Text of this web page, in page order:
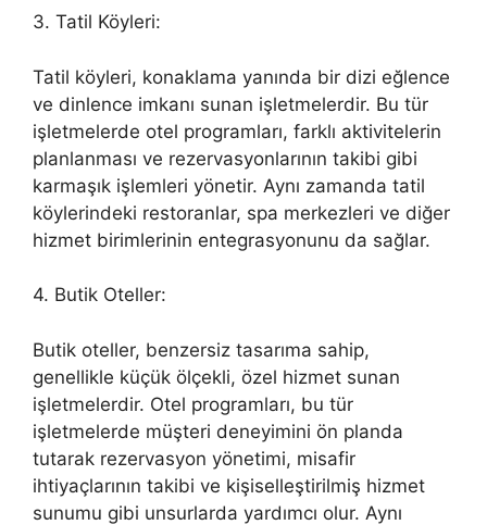
3. Tatil Köyleri:
Tatil köyleri, konaklama yanında bir dizi eğlence
ve dinlence imkanı sunan işletmelerdir. Bu tür
işletmelerde otel programları, farklı aktivitelerin
planlanması ve rezervasyonlarının takibi gibi
karmaşık işlemleri yönetir. Aynı zamanda tatil
köylerindeki restoranlar, spa merkezleri ve diğer
hizmet birimlerinin entegrasyonunu da sağlar.
4. Butik Oteller:
Butik oteller, benzersiz tasarıma sahip,
genellikle küçük ölçekli, özel hizmet sunan
işletmelerdir. Otel programları, bu tür
işletmelerde müşteri deneyimini ön planda
tutarak rezervasyon yönetimi, misafir
ihtiyaçlarının takibi ve kişiselleştirilmiş hizmet
sunumu gibi unsurlarda yardımcı olur. Aynı